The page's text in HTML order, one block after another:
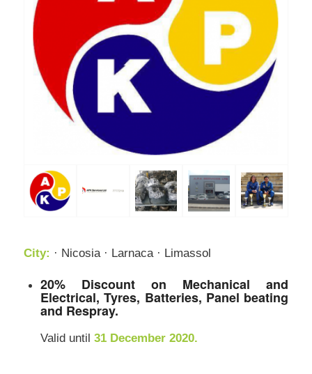
City: · Nicosia · Larnaca · Limassol
20% Discount on Mechanical and
Electrical, Tyres, Batteries, Panel beating
and Respray.
Valid until 31 December 2020.